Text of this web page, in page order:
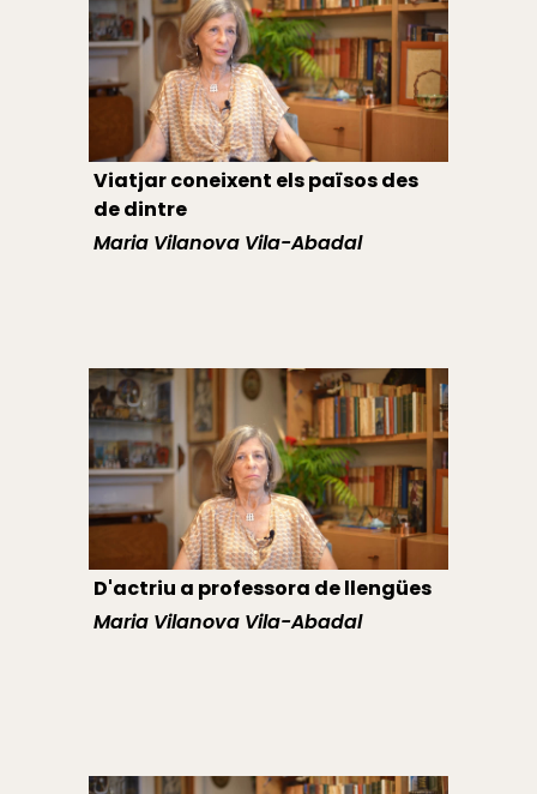
Viatjar coneixent els països des
de dintre
Maria Vilanova Vila-Abadal
D'actriu a professora de llengües
Maria Vilanova Vila-Abadal